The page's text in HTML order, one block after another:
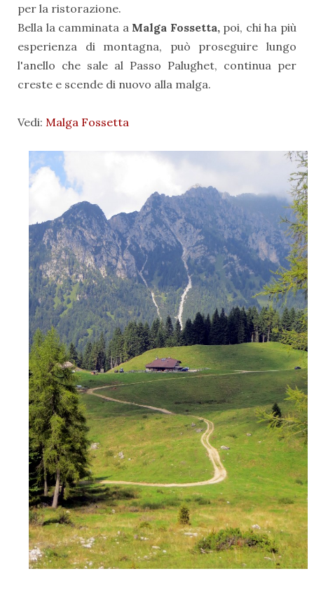
per la ristorazione.
Bella la camminata a Malga Fossetta, poi, chi ha più
esperienza di montagna, può proseguire lungo
l'anello che sale al Passo Palughet, continua per
creste e scende di nuovo alla malga.
Vedi: Malga Fossetta